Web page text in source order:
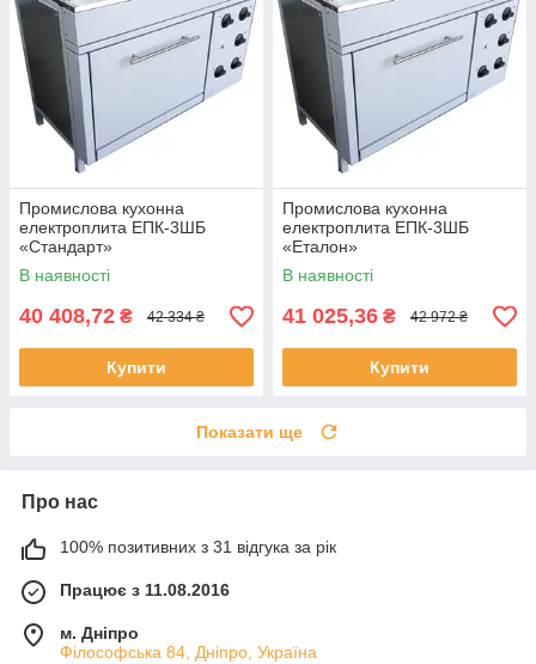
Промислова кухонна
електроплита ЕПК-3ШБ
«Стандарт»
В наявності
40 408,72 ₴ 42 334 ₴
Купити
Промислова кухонна
електроплита ЕПК-3ШБ
«Еталон»
В наявності
41 025,36 ₴ 42 972 ₴
Купити
Показати ще
Про нас
100% позитивних з 31 відгука за рік
Працює з 11.08.2016
м. Дніпро
Філософська 84, Дніпро, Україна